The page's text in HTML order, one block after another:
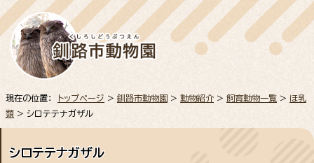
現在の位置： トップページ > 釧路市動物園 > 動物紹介 > 飼育動物一覧 > ほ乳
類 > シロテテナガザル
シロテテナガザル